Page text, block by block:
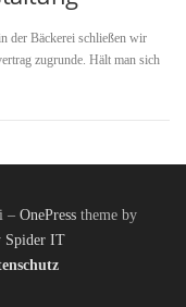
der Bäckerei schließen wir
zugrunde. Hält man sich
– OnePress theme by
Spider IT